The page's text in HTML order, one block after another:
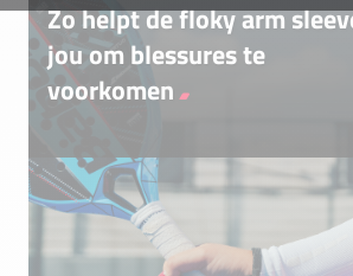
Zo helpt de floky arm
jou om blessures te
voorkomen
pijn aan je arm of elleboog? Dan is de Floky
No Strain Armsleeve iets voor jou. Deze
padel sleeve is speciaal gemaakt om je
te beschermen, te ondersteunen én
blessures te voorkomen.